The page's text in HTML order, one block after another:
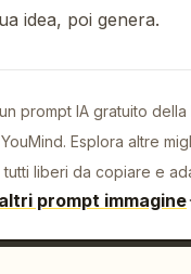
idea, poi genera.
prompt IA gratuito della
Esplora altre
tutti liberi da copiare e
prompt immagine